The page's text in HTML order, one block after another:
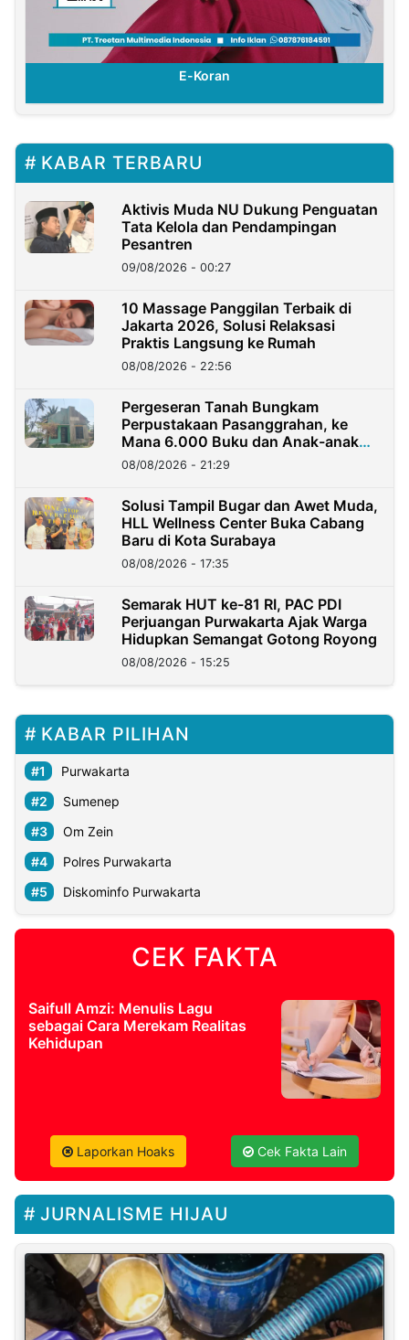
E-Koran
KABAR TERBARU
Aktivis Muda NU Dukung Penguatan
Tata Kelola dan Pendampingan
Pesantren
09/08/2026 - 00:27
10 Massage Panggilan Terbaik di
Jakarta 2026, Solusi Relaksasi
Praktis Langsung ke Rumah
08/08/2026 - 22:56
Pergeseran Tanah Bungkam
Perpustakaan Pasanggrahan, ke
Mana 6.000 Buku dan Anak-anak
Kini?
08/08/2026 - 21:29
Solusi Tampil Bugar dan Awet Muda,
HLL Wellness Center Buka Cabang
Baru di Kota Surabaya
08/08/2026 - 17:35
Semarak HUT ke-81 RI, PAC PDI
Perjuangan Purwakarta Ajak Warga
Hidupkan Semangat Gotong Royong
08/08/2026 - 15:25
KABAR PILIHAN
Purwakarta
Sumenep
Om Zein
Polres Purwakarta
Diskominfo Purwakarta
CEK FAKTA
Saifull Amzi: Menulis Lagu
sebagai Cara Merekam Realitas
Kehidupan
Laporkan Hoaks Cek Fakta Lain
JURNALISME HIJAU